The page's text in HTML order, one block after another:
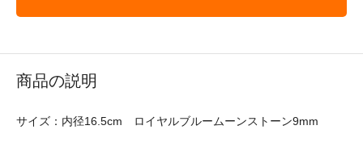
商品の説明
サイズ：内径16.5cm ロイヤルブルームーンストーン9mm